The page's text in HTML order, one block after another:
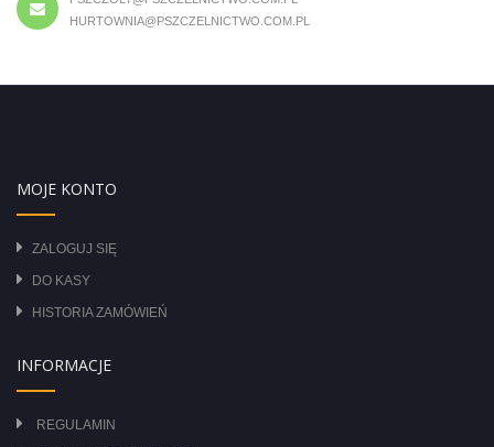
HURTOWNIA@PSZCZELNICTWO.COM.PL
MOJE KONTO
ZALOGUJ SIĘ
DO KASY
HISTORIA ZAMÓWIEŃ
INFORMACJE
REGULAMIN